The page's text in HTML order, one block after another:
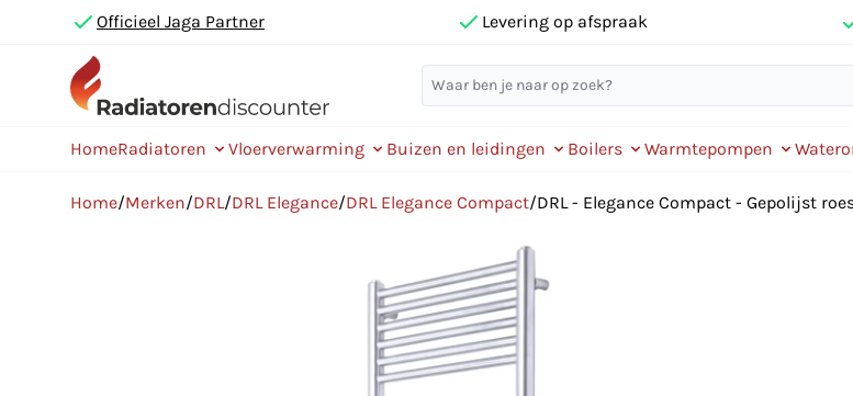
Officieel Jaga Partner Levering op afspraak
HomeRadiatoren Vloerverwarming Buizen en leidingen Boilers Warmtepompen
Home/Merken/DRL/DRL Elegance/DRL Elegance Compact/DRL - Elegance Compact - Gepolijst